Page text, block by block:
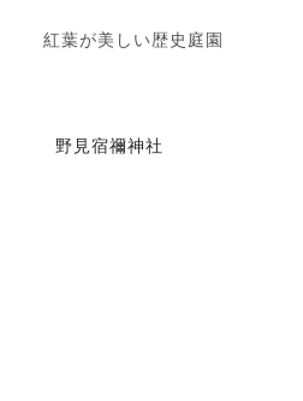
紅葉が美しい歴史庭園
野見宿禰神社